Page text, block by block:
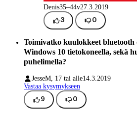
Denis35–44v27.3.2019
3 0
Toimivatko kuulokkeet bluetooth
Windows 10 tietokoneella, sekä
puhelimella?
JesseM, 17 tai alle14.3.2019
Vastaa kysymykseen
9 0